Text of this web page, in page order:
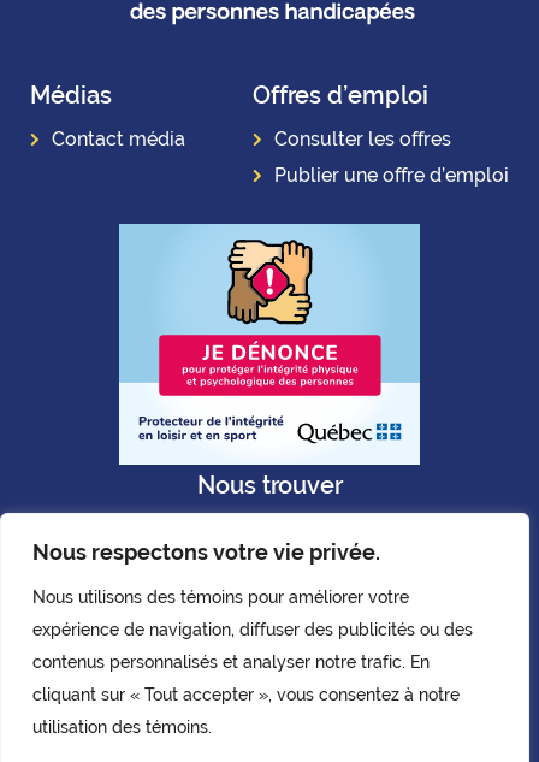
Nous respectons votre vie privée.
Nous utilisons des témoins pour améliorer votre
expérience de navigation, diffuser des publicités ou des
contenus personnalisés et analyser notre trafic. En
cliquant sur « Tout accepter », vous consentez à notre
utilisation des témoins.
Médias
Contact média
Offres d’emploi
Consulter les offres
Publier une offre d’emploi
Nous trouver
Politique de confidentialité
Copyright © AQLPH. 2026.